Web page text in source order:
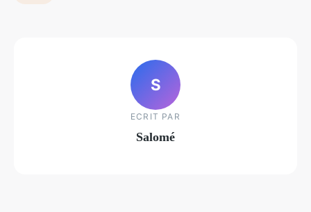
S
ECRIT PAR
Salomé